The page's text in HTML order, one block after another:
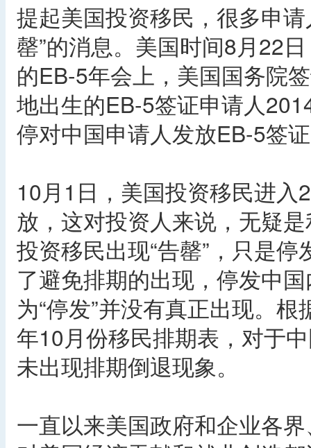
提起美国投资移民，很多申
罄”的消息。美国时间8月22
的EB-5年会上，美国国务院
地出生的EB-5签证申请人
停对中国申请人发放EB-5签
10月1日，美国投资移民进
放，这对投资人来说，无疑
投资移民出现“告罄”，只是
了避免排期的出现，停发中
为“停发”并没有真正出现。
年10月份移民排期表，对于
未出现排期倒退现象。
一直以来美国政府和企业各